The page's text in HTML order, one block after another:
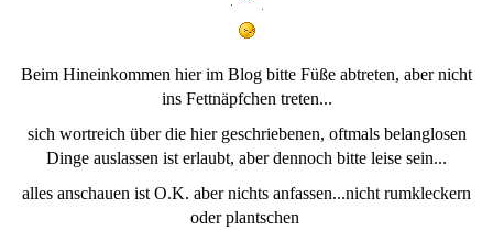
Beim Hineinkommen hier im Blog bitte Füße abtreten, aber nicht
ins Fettnäpfchen treten...
sich wortreich über die hier geschriebenen, oftmals belanglosen
Dinge auslassen ist erlaubt, aber dennoch bitte leise sein...
alles anschauen ist O.K. aber nichts anfassen...nicht rumkleckern
oder plantschen